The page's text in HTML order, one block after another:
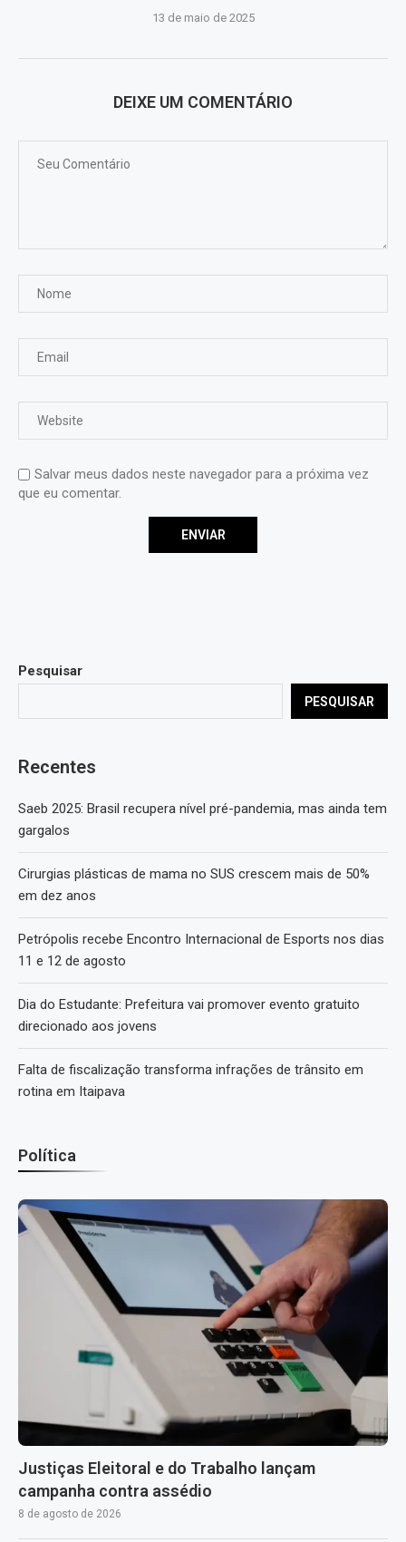
13 de maio de 2025
DEIXE UM COMENTÁRIO
Salvar meus dados neste navegador para a próxima vez
que eu comentar.
Pesquisar
PESQUISAR
Recentes
Saeb 2025: Brasil recupera nível pré-pandemia, mas ainda tem
gargalos
Cirurgias plásticas de mama no SUS crescem mais de 50%
em dez anos
Petrópolis recebe Encontro Internacional de Esports nos dias
11 e 12 de agosto
Dia do Estudante: Prefeitura vai promover evento gratuito
direcionado aos jovens
Falta de fiscalização transforma infrações de trânsito em
rotina em Itaipava
Política
Justiças Eleitoral e do Trabalho lançam
campanha contra assédio
8 de agosto de 2026